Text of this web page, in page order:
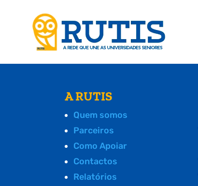
A RUTIS
Quem somos
Parceiros
Como Apoiar
Contactos
Relatórios